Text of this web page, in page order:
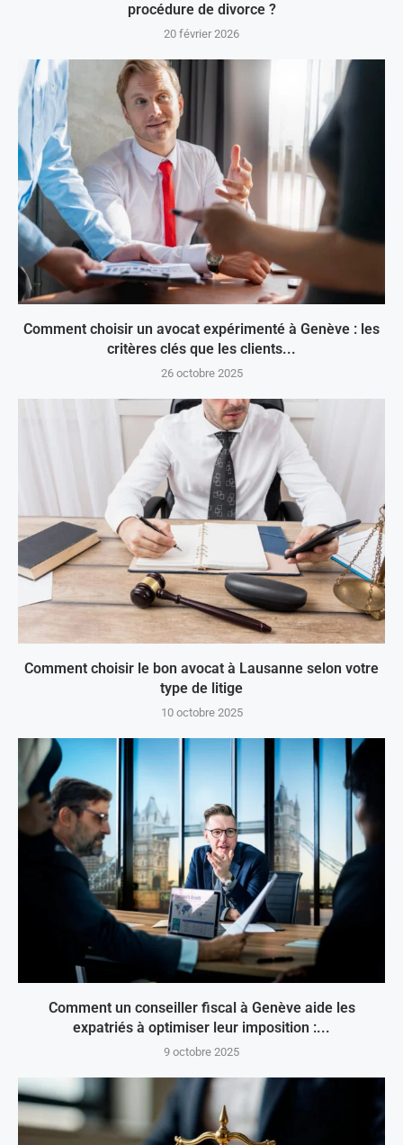
procédure de divorce ?
20 février 2026
Comment choisir un avocat expérimenté à Genève : les
critères clés que les clients...
26 octobre 2025
Comment choisir le bon avocat à Lausanne selon votre
type de litige
10 octobre 2025
Comment un conseiller fiscal à Genève aide les
expatriés à optimiser leur imposition :...
9 octobre 2025